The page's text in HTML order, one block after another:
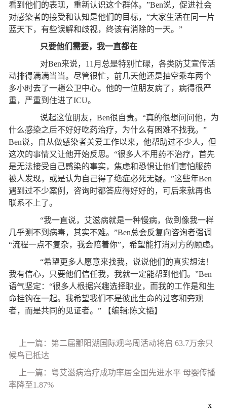
看到他们的表现，重新认识这个群体。”Ben说，促进社会
对感染者的接受和认知是他们的目标，“大家生活在同一片
蓝天下，有些误解和歧视，终该有消除的一天。”
只要他们需要，我一直都在
对Ben来说，11月总是特别忙碌，各类防艾宣传活
动排得满满当当。尽管很忙，前几天他还是抽空乘车两个
多小时去了一趟公卫中心。他的一位朋友病了，病得很严
重，严重到住进了ICU。
说起这位朋友，Ben很自责。“真的很想问问他，为
什么感染之后不好好吃药治疗，为什么有困难不找我。”
Ben说，自从做感染者关爱工作以来，他帮助过不少人，但
这次的事情又让他开始反思。“很多人不用药不治疗，首先
是无法接受自己感染的事实，焦虑和恐惧让他们害怕服药
被人发现，或是认为自己得了绝症必死无疑。”这些年Ben
遇到过不少案例，咨询时都答应得好好的，可后来就再也
联系不上了。
“我一直说，艾滋病就是一种慢病，做到像我一样
几乎测不到病毒，其实不难。”Ben总会反复向咨询者强调
“流程一点不复杂，我会陪着你”，希望能打消对方的顾虑。
“希望更多人愿意来找我，说说他们的真实想法！
我有信心，只要他们信任我，我就一定能帮到他们。”Ben
语气坚定：“很多人根据兴趣选择职业，而我的工作是和生
命挂钩在一起。我希望我们不是彼此生命的过客和旁观
者，而是共同的见证者。”
【编辑:陈文韬】
上一篇：第二届鄱阳湖国际观鸟周活动将启 63.7万余只
候鸟已抵达
上一篇：粤艾滋病治疗成功率居全国先进水平 母婴传播
率降至1.87%
x